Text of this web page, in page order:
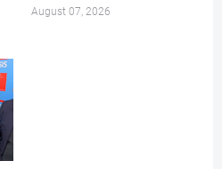
August 07, 2026